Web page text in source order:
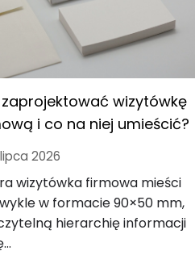
wizytówkę
i co na niej umieścić?
2026
wizytówka firmowa mieści
w formacie 90×50 mm,
hierarchię informacji